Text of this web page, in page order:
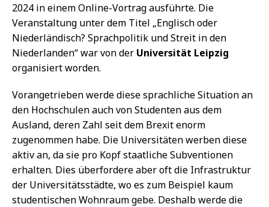
2024 in einem Online-Vortrag ausführte. Die
Veranstaltung unter dem Titel „Englisch oder
Niederländisch? Sprachpolitik und Streit in den
Niederlanden“ war von der Universität Leipzig
organisiert worden.
Vorangetrieben werde diese sprachliche Situation an
den Hochschulen auch von Studenten aus dem
Ausland, deren Zahl seit dem Brexit enorm
zugenommen habe. Die Universitäten werben diese
aktiv an, da sie pro Kopf staatliche Subventionen
erhalten. Dies überfordere aber oft die Infrastruktur
der Universitätsstädte, wo es zum Beispiel kaum
studentischen Wohnraum gebe. Deshalb werde die